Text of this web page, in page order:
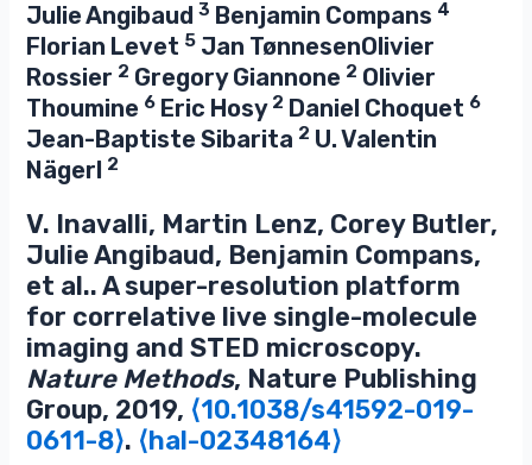
Julie Angibaud3 Benjamin Compans 4
Florian Levet 5 Jan TønnesenOlivier
Rossier 2 Gregory Giannone 2 Olivier
Thoumine 6 Eric Hosy 2 Daniel Choquet 6
Jean-Baptiste Sibarita 2 U. Valentin
Nägerl 2
V. Inavalli, Martin Lenz, Corey Butler,
Julie Angibaud, Benjamin Compans,
et al.. A super-resolution platform
for correlative live single-molecule
imaging and STED microscopy.
Nature Methods, Nature Publishing
Group, 2019, ⟨10.1038/s41592-019-
0611-8⟩. ⟨hal-02348164⟩